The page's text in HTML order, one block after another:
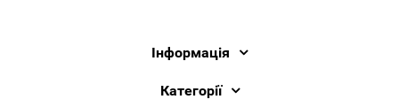
Інформація
Категорії